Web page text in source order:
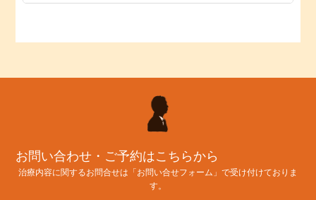
お問い合わせ・ご予約はこちらから
治療内容に関するお問合せは「お問い合せフォーム」で受け付けておりま
す。